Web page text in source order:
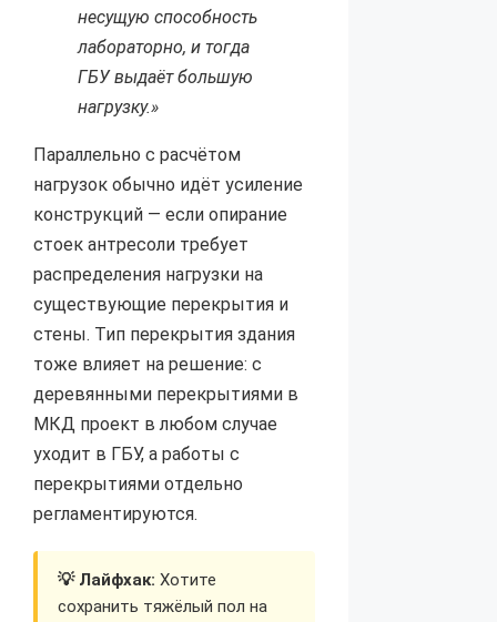
несущую способность
лабораторно, и тогда
ГБУ выдаёт большую
нагрузку.»
Параллельно с расчётом
нагрузок обычно идёт усиление
конструкций — если опирание
стоек антресоли требует
распределения нагрузки на
существующие перекрытия и
стены. Тип перекрытия здания
тоже влияет на решение: с
деревянными перекрытиями в
МКД проект в любом случае
уходит в ГБУ, а работы с
перекрытиями отдельно
регламентируются.
💡 Лайфхак: Хотите
сохранить тяжёлый пол на